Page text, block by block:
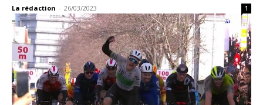
La rédaction - 26/03/2023 1